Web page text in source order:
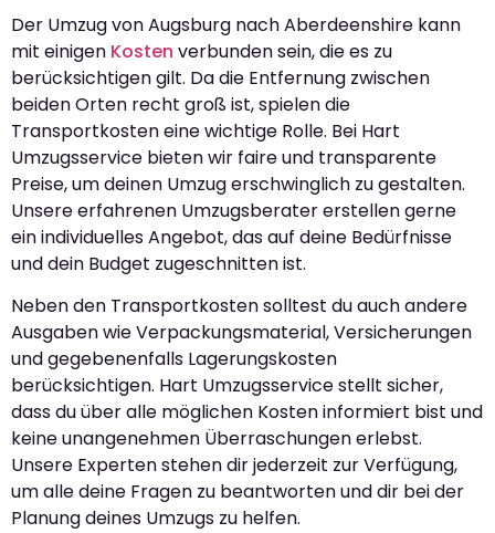
Der Umzug von Augsburg nach Aberdeenshire kann
mit einigen Kosten verbunden sein, die es zu
berücksichtigen gilt. Da die Entfernung zwischen
beiden Orten recht groß ist, spielen die
Transportkosten eine wichtige Rolle. Bei Hart
Umzugsservice bieten wir faire und transparente
Preise, um deinen Umzug erschwinglich zu gestalten.
Unsere erfahrenen Umzugsberater erstellen gerne
ein individuelles Angebot, das auf deine Bedürfnisse
und dein Budget zugeschnitten ist.
Neben den Transportkosten solltest du auch andere
Ausgaben wie Verpackungsmaterial, Versicherungen
und gegebenenfalls Lagerungskosten
berücksichtigen. Hart Umzugsservice stellt sicher,
dass du über alle möglichen Kosten informiert bist und
keine unangenehmen Überraschungen erlebst.
Unsere Experten stehen dir jederzeit zur Verfügung,
um alle deine Fragen zu beantworten und dir bei der
Planung deines Umzugs zu helfen.